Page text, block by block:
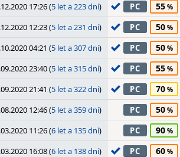
17:26 (5 let a 223 dní) PC 55
12:23 (5 let a 231 dní) PC 50
04:21 (5 let a 307 dní) PC 50
23:40 (5 let a 315 dní) PC 55
21:41 (5 let a 322 dní) PC 70
12:46 (5 let a 359 dní) PC 50
11:26 (6 let a 135 dní) PC 90
16:08 (6 let a 138 dní) PC 60